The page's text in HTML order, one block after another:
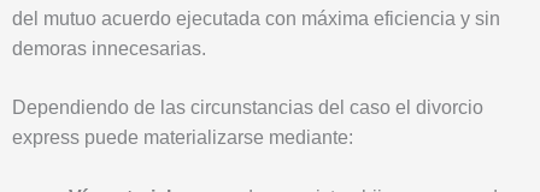
del mutuo acuerdo ejecutada con máxima eficiencia y sin
demoras innecesarias.
Dependiendo de las circunstancias del caso el divorcio
express puede materializarse mediante: